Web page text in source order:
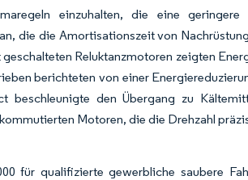
einzuhalten, die eine geringere
die die Amortisationszeit von
Reluktanzmotoren zeigten
berichteten von einer
beschleunigte den Übergang zu
Motoren, die die Drehzahl
für qualifizierte gewerbliche saubere